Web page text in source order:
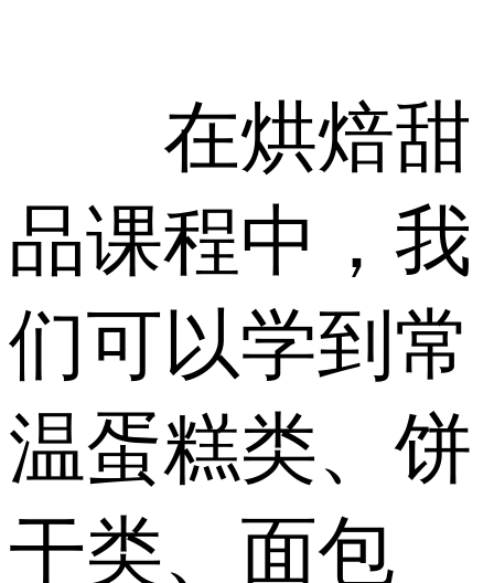
在烘焙甜
品课程中，我
们可以学到常
温蛋糕类、饼
干类、面包